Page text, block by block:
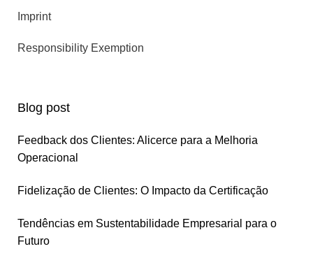
Imprint
Responsibility Exemption
Blog post
Feedback dos Clientes: Alicerce para a Melhoria
Operacional
Fidelização de Clientes: O Impacto da Certificação
Tendências em Sustentabilidade Empresarial para o
Futuro